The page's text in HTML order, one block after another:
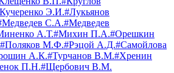
Э.И.#Лукьянов
С.А.#Медведев
А.Т.#Михин П.А.#Орешкин
#Поляков М.Ф.#Рэцой А.Д.#Самойлова
А.К.#Турчанов В.М.#Хренин
П.Н.#Щербович В.М.